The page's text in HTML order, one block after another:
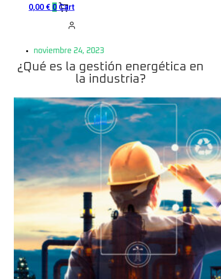
0,00 € 0 Cart
noviembre 24, 2023
¿Qué es la gestión energética en
la industria?